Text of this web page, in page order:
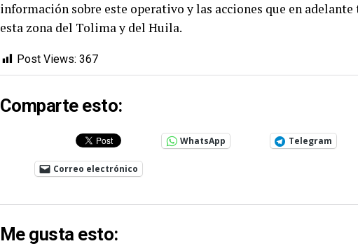
información sobre este operativo y las acciones que en
esta zona del Tolima y del Huila.
Post Views: 367
Comparte esto:
WhatsApp Telegram
Correo electrónico
Me gusta esto: